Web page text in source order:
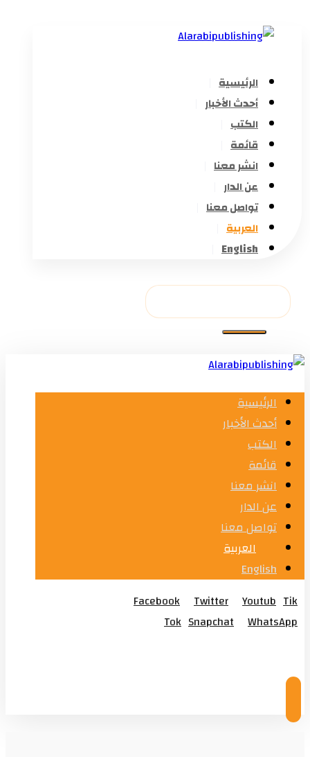
الرئيسية
أحدث الأخبار
الكتب
قائمة
انشر معنا
عن الدار
تواصل معنا
العربية
English
الرئيسية
أحدث الأخبار
الكتب
قائمة
انشر معنا
عن الدار
تواصل معنا
العربية
English
Facebook
Twitter Youtub Tik
Tok Snapchat
WhatsApp